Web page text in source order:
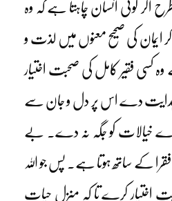
اگر کوئی انسان چاہتا ہے کہ وہ
کر ایمان کی صحیح معنوں میں لذت و
وہ کسی فقیر کامل کی صحبت اختیار
ہدایت دے اس پر دل و جان سے
خیالات کو جگہ نہ دے۔ بے
کے ساتھ ہوتا ہے۔ پس جو اللہ
اختیار کرے تا کہ منزلِ حیات